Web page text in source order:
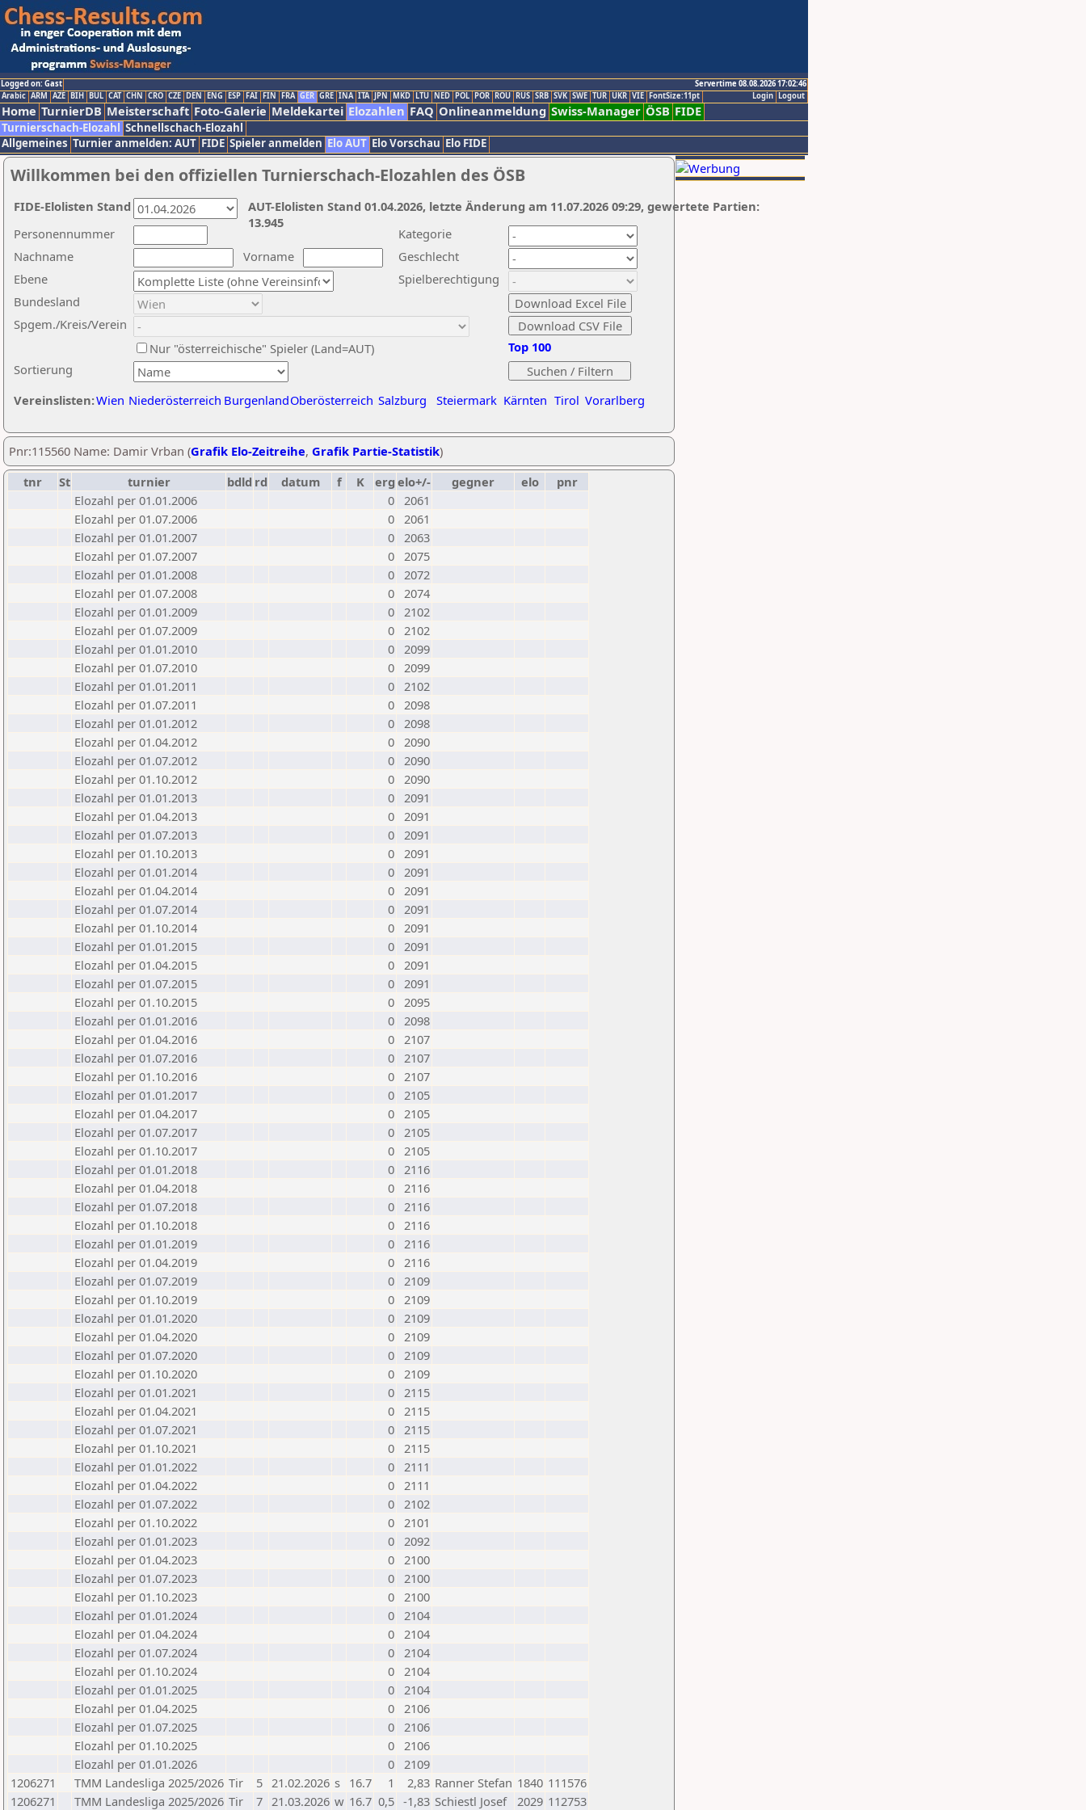
Logged on: Gast
Servertime 08.08.2026 17:02:46
Logout
Login
Arabic ARM AZE BIH BUL CAT CHN CRO CZE DEN ENG ESP FAI FIN FRA GER GRE INA ITA JPN MKD LTU NED POL POR ROU RUS SRB SVK SWE TUR UKR VIE FontSize:11pt
Home TurnierDB Meisterschaft Foto-Galerie Meldekartei Elozahlen FAQ Onlineanmeldung Swiss-Manager ÖSB FIDE
Turnierschach-Elozahl Schnellschach-Elozahl
Allgemeines Turnier anmelden: AUT FIDE Spieler anmelden Elo AUT Elo Vorschau Elo FIDE
Willkommen bei den offiziellen Turnierschach-Elozahlen des ÖSB
Nachname
Vorname
Ebene
Kategorie
Sortierung
Personennummer
Bundesland
Spgem./Kreis/Verein
Geschlecht
Nur "österreichische" Spieler (Land=AUT)
Spielberechtigung
Vereinslisten:Wien Niederösterreich BurgenlandOberösterreich Salzburg Steiermark Kärnten Tirol Vorarlberg
Top 100
AUT-Elolisten Stand 01.04.2026, letzte Änderung am 11.07.2026 09:29, gewertete Partien:
13.945
FIDE-Elolisten Stand
Pnr:115560 Name: Damir Vrban (Grafik Elo-Zeitreihe, Grafik Partie-Statistik)
tnr
St turnier bdld rd datum f K erg elo+/- gegner elo
pnr
Elozahl per 01.01.2006
0 2061
Elozahl per 01.07.2006
0 2061
Elozahl per 01.01.2007
0 2063
Elozahl per 01.07.2007
0 2075
Elozahl per 01.01.2008
0 2072
Elozahl per 01.07.2008
0 2074
Elozahl per 01.01.2009
0 2102
Elozahl per 01.07.2009
0 2102
Elozahl per 01.01.2010
0 2099
Elozahl per 01.07.2010
0 2099
Elozahl per 01.01.2011
0 2102
Elozahl per 01.07.2011
0 2098
Elozahl per 01.01.2012
0 2098
Elozahl per 01.04.2012
0 2090
Elozahl per 01.07.2012
0 2090
Elozahl per 01.10.2012
0 2090
Elozahl per 01.01.2013
0 2091
Elozahl per 01.04.2013
0 2091
Elozahl per 01.07.2013
0 2091
Elozahl per 01.10.2013
0 2091
Elozahl per 01.01.2014
0 2091
Elozahl per 01.04.2014
0 2091
Elozahl per 01.07.2014
0 2091
Elozahl per 01.10.2014
0 2091
Elozahl per 01.01.2015
0 2091
Elozahl per 01.04.2015
0 2091
Elozahl per 01.07.2015
0 2091
Elozahl per 01.10.2015
0 2095
Elozahl per 01.01.2016
0 2098
Elozahl per 01.04.2016
0 2107
Elozahl per 01.07.2016
0 2107
Elozahl per 01.10.2016
0 2107
Elozahl per 01.01.2017
0 2105
Elozahl per 01.04.2017
0 2105
Elozahl per 01.07.2017
0 2105
Elozahl per 01.10.2017
0 2105
Elozahl per 01.01.2018
0 2116
Elozahl per 01.04.2018
0 2116
Elozahl per 01.07.2018
0 2116
Elozahl per 01.10.2018
0 2116
Elozahl per 01.01.2019
0 2116
Elozahl per 01.04.2019
0 2116
Elozahl per 01.07.2019
0 2109
Elozahl per 01.10.2019
0 2109
Elozahl per 01.01.2020
0 2109
Elozahl per 01.04.2020
0 2109
Elozahl per 01.07.2020
0 2109
Elozahl per 01.10.2020
0 2109
Elozahl per 01.01.2021
0 2115
Elozahl per 01.04.2021
0 2115
Elozahl per 01.07.2021
0 2115
Elozahl per 01.10.2021
0 2115
Elozahl per 01.01.2022
0 2111
Elozahl per 01.04.2022
0 2111
Elozahl per 01.07.2022
0 2102
Elozahl per 01.10.2022
0 2101
Elozahl per 01.01.2023
0 2092
Elozahl per 01.04.2023
0 2100
Elozahl per 01.07.2023
0 2100
Elozahl per 01.10.2023
0 2100
Elozahl per 01.01.2024
0 2104
Elozahl per 01.04.2024
0 2104
Elozahl per 01.07.2024
0 2104
Elozahl per 01.10.2024
0 2104
Elozahl per 01.01.2025
0 2104
Elozahl per 01.04.2025
0 2106
Elozahl per 01.07.2025
0 2106
Elozahl per 01.10.2025
0 2106
Elozahl per 01.01.2026
0 2109
1206271
TMM Landesliga 2025/2026 Tir 5 21.02.2026 s 16.7 1 2,83 Ranner Stefan 1840 111576
1206271
TMM Landesliga 2025/2026 Tir 7 21.03.2026 w 16.7 0,5 -1,83 Schiestl Josef 2029 112753